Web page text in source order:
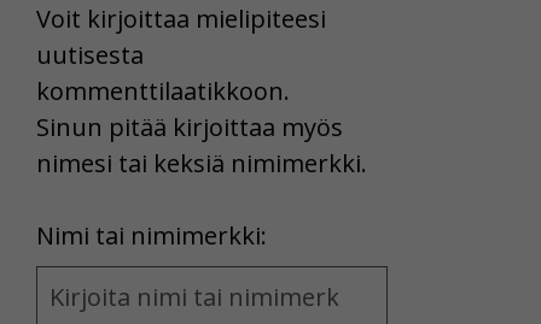
Voit kirjoittaa mielipiteesi
uutisesta
kommenttilaatikkoon.
Sinun pitää kirjoittaa myös
nimesi tai keksiä nimimerkki.
Nimi tai nimimerkki:
Name
and